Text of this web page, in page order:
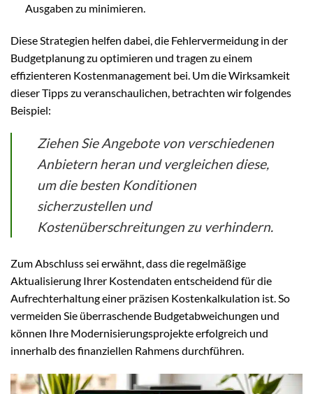
Ausgaben zu minimieren.
Diese Strategien helfen dabei, die Fehlervermeidung in der
Budgetplanung zu optimieren und tragen zu einem
effizienteren Kostenmanagement bei. Um die Wirksamkeit
dieser Tipps zu veranschaulichen, betrachten wir folgendes
Beispiel:
Ziehen Sie Angebote von verschiedenen
Anbietern heran und vergleichen diese,
um die besten Konditionen
sicherzustellen und
Kostenüberschreitungen zu verhindern.
Zum Abschluss sei erwähnt, dass die regelmäßige
Aktualisierung Ihrer Kostendaten entscheidend für die
Aufrechterhaltung einer präzisen Kostenkalkulation ist. So
vermeiden Sie überraschende Budgetabweichungen und
können Ihre Modernisierungsprojekte erfolgreich und
innerhalb des finanziellen Rahmens durchführen.